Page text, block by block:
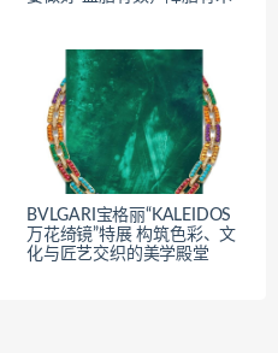
BVLGARI宝格丽“KALEIDOS
万花绮镜”特展 构筑色彩、文
化与匠艺交织的美学殿堂